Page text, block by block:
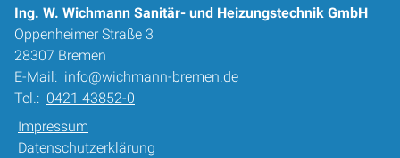
Ing. W. Wichmann Sanitär- und Heizungstechnik GmbH
Oppenheimer Straße 3
28307 Bremen
E-Mail: info@wichmann-bremen.de
Tel.: 0421 43852-0
Impressum
Datenschutzerklärung